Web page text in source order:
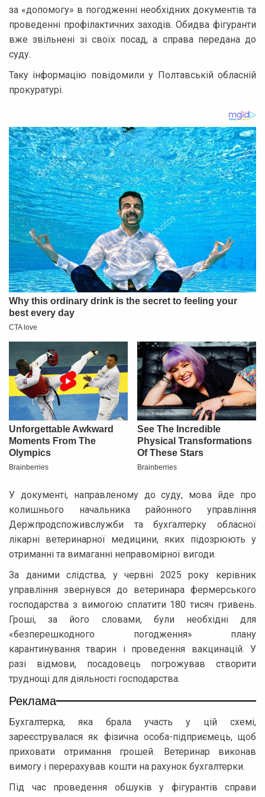
за «допомогу» в погодженні необхідних документів та
проведенні профілактичних заходів. Обидва фігуранти
вже звільнені зі своїх посад, а справа передана до
суду.
Таку інформацію повідомили у Полтавській обласній
прокуратурі.
У документі, направленому до суду, мова йде про
колишнього начальника районного управління
Держпродспоживслужби та бухгалтерку обласної
лікарні ветеринарної медицини, яких підозрюють у
отриманні та вимаганні неправомірної вигоди.
За даними слідства, у червні 2025 року керівник
управління звернувся до ветеринара фермерського
господарства з вимогою сплатити 180 тисяч гривень.
Гроші, за його словами, були необхідні для
«безперешкодного погодження» плану
карантинування тварин і проведення вакцинацій. У
разі відмови, посадовець погрожував створити
труднощі для діяльності господарства.
Реклама
Бухгалтерка, яка брала участь у цій схемі,
зареєструвалася як фізична особа-підприємець, щоб
приховати отримання грошей. Ветеринар виконав
вимогу і перерахував кошти на рахунок бухгалтерки.
Під час проведення обшуків у фігурантів справи